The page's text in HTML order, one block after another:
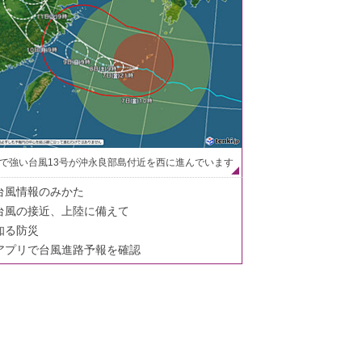
強い台風13号が沖永良部島付近を西に進んでいます
風情報のみかた
風の接近、上陸に備えて
る防災
プリで台風進路予報を確認